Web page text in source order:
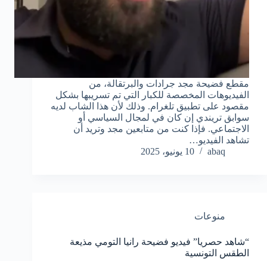
مقطع فضيحة مجد جرادات والبرتقالة، من
الفيديوهات المخصصة للكبار التي تم تسريبها بشكل
مقصود على تطبيق تلغرام. وذلك لأن هذا الشاب لديه
سوابق تريندي إن كان في لمجال السياسي أو
الاجتماعي. فإذا كنت من متابعين مجد وتريد أن
تشاهد الفيديو…
abaq
10 يونيو، 2025
منوعات
“شاهد حصريا” فيديو فضيحة رانيا التومي مذيعة
الطقس التونسية